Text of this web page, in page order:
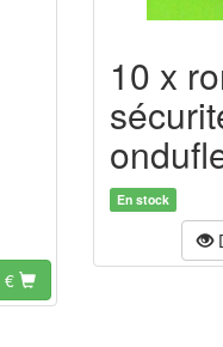
€
10 x
En stock